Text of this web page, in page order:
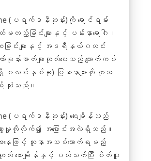
(ပရက်ဒနီဆုန်း)ကို ရောင်ရမ်း
မတည့်ခြင်းများနှင့် ပန်းနာရောဂါ၊
င်းများနှင့် အဒရီနယ်ဂလင်း
ာ်မုန်းဓာတ်များထုတ်ပေးသည့် ကျောက်ကပ်
ရှိ ဂလင်းနှစ်ခု) ပြဿနာများကို ကုသ
သုံးသည်။
(ပရက်ဒနီဆုန်း) ဆေးချိန်သည်
ားမှုကိုလိုက်၍ အပြောင်းအလဲရှိသည်။
းအနေဖြင့် လူနာအသစ်သောက်ရမည့်
မဟုတ် ဆေးချိန်နှင့် ပတ်သက်ပြီး စိတ်ပူ